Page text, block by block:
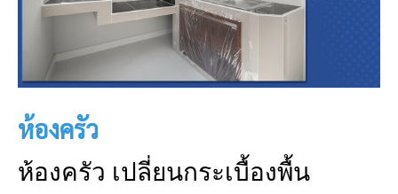
ห้องครัว
ห้องครัว เปลี่ยนกระเบื้องพื้น